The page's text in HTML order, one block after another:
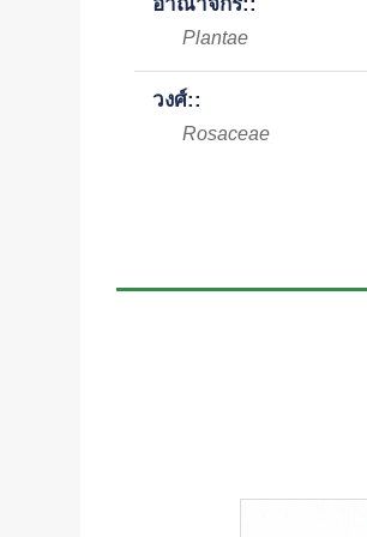
Plantae
วงศ์::
Rosaceae